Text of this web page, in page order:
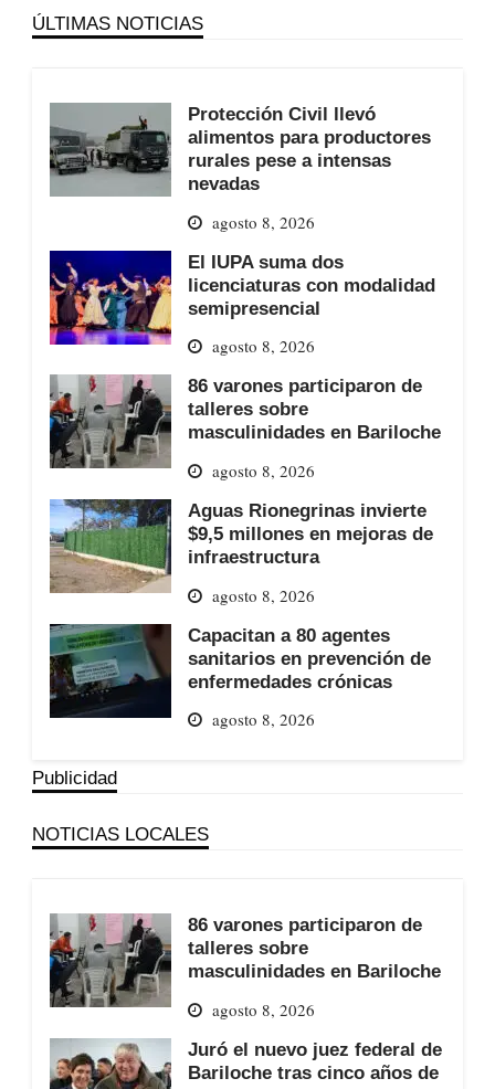
ÚLTIMAS NOTICIAS
Protección Civil llevó
alimentos para productores
rurales pese a intensas
nevadas
agosto 8, 2026
El IUPA suma dos
licenciaturas con modalidad
semipresencial
agosto 8, 2026
86 varones participaron de
talleres sobre
masculinidades en Bariloche
agosto 8, 2026
Aguas Rionegrinas invierte
$9,5 millones en mejoras de
infraestructura
agosto 8, 2026
Capacitan a 80 agentes
sanitarios en prevención de
enfermedades crónicas
agosto 8, 2026
Publicidad
NOTICIAS LOCALES
86 varones participaron de
talleres sobre
masculinidades en Bariloche
agosto 8, 2026
Juró el nuevo juez federal de
Bariloche tras cinco años de